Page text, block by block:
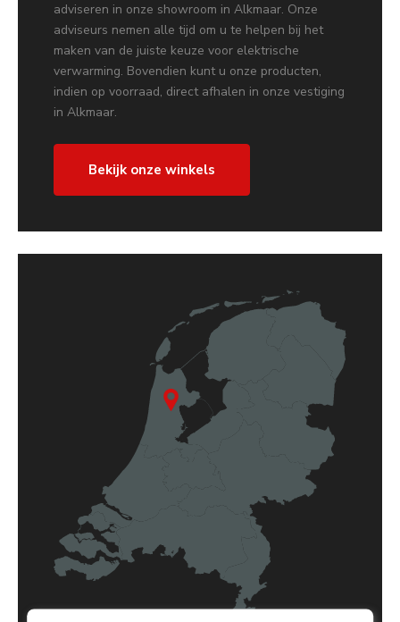
adviseren in onze showroom in Alkmaar. Onze
adviseurs nemen alle tijd om u te helpen bij het
maken van de juiste keuze voor elektrische
verwarming. Bovendien kunt u onze producten,
indien op voorraad, direct afhalen in onze vestiging
in Alkmaar.
Bekijk onze winkels